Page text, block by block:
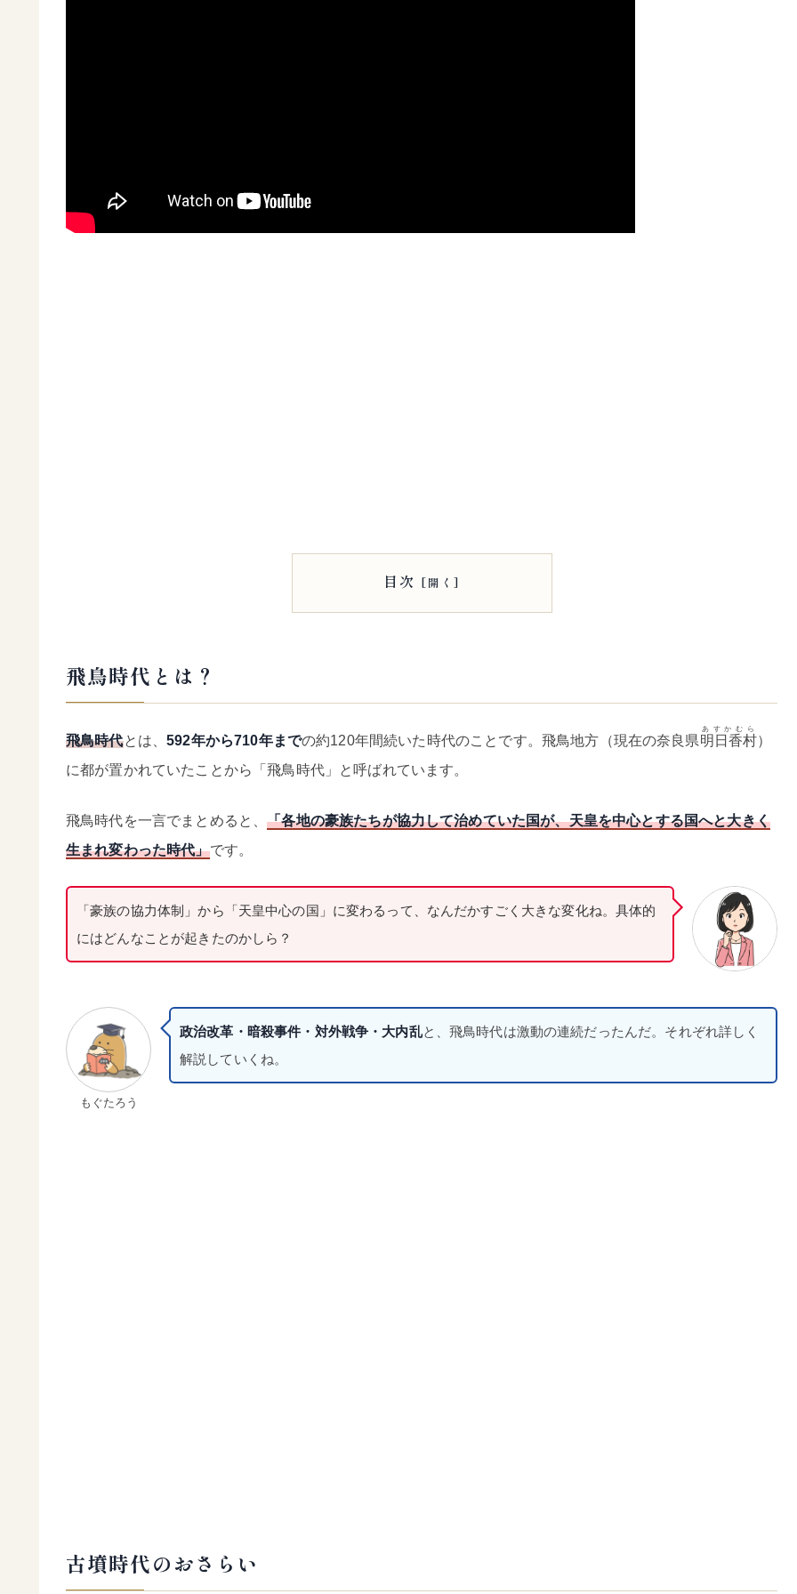
目次
飛鳥時代とは？
飛鳥時代とは、592年から710年までの約120年間続いた時代のことです。飛鳥地方（現在の奈良県明日香村
あすかむら
）
に都が置かれていたことから「飛鳥時代」と呼ばれています。
飛鳥時代を一言でまとめると、「各地の豪族たちが協力して治めていた国が、天皇を中心とする国へと大きく
生まれ変わった時代」です。
「豪族の協力体制」から「天皇中心の国」に変わるって、なんだかすごく大きな変化ね。具体的
にはどんなことが起きたのかしら？
もぐたろう
政治改革・暗殺事件・対外戦争・大内乱と、飛鳥時代は激動の連続だったんだ。それぞれ詳しく
解説していくね。
古墳時代のおさらい